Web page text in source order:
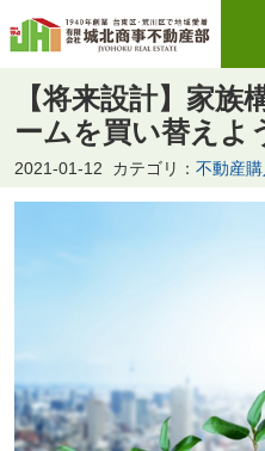
【将来設計】家
ームを買い替えよ
2021-01-12 カテゴリ： 不動産購